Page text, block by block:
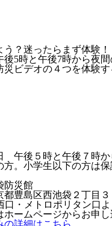
？迷ったらまず体験！
5時と午後7時から夜
ビデオの４つを体験す
午後５時と午後７時か
方。小学生以下の方は
防災館
都豊島区西池袋２丁目
口・メトロポリタン口
ホームページからお申し
の詳細はこちら